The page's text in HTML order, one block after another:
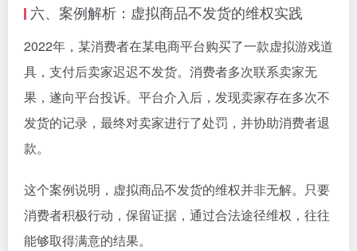
六、案例解析：虚拟商品不发货的维权实践
2022年，某消费者在某电商平台购买了一款虚拟游戏道
具，支付后卖家迟迟不发货。消费者多次联系卖家无
果，遂向平台投诉。平台介入后，发现卖家存在多次不
发货的记录，最终对卖家进行了处罚，并协助消费者退
款。
这个案例说明，虚拟商品不发货的维权并非无解。只要
消费者积极行动，保留证据，通过合法途径维权，往往
能够取得满意的结果。